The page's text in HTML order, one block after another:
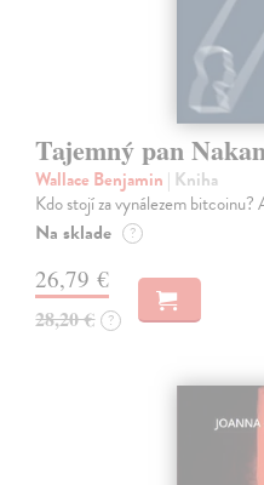
Tajemný pan
Wallace Benjamin | Kniha
Kdo stojí za vynálezem bitcoinu?
Na sklade ?
26,79 €
28,20 € ?